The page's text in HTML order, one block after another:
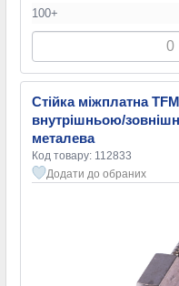
100+
Стійка міжплатна
внутрішньою/
металева
Код товару: 112833
Додати до обраних